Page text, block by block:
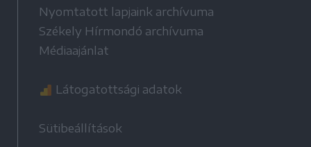
Nyomtatott lapjaink archívuma
Székely Hírmondó archívuma
Médiaajánlat
Látogatottsági adatok
Sütibeállítások